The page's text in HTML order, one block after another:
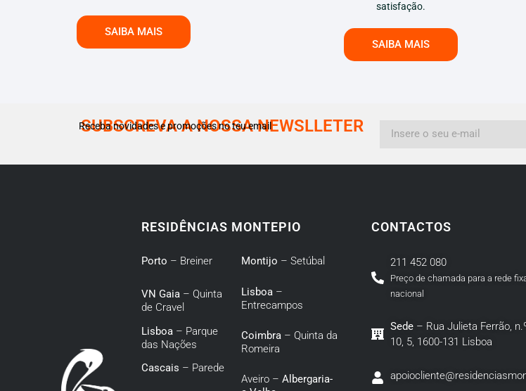
SAIBA MAIS
satisfação.
SAIBA MAIS
SUBSCREVA A NOSSA NEWSLLETER
Receba novidades e promoções no teu email
RESIDÊNCIAS MONTEPIO
Porto – Breiner
VN Gaia – Quinta
de Cravel
Lisboa – Parque
das Nações
Cascais – Parede
Montijo – Setúbal
Lisboa –
Entrecampos
Coimbra– Quinta da
Romeira
Aveiro – Albergaria-
CONTACTOS
211 452 080
Preço de chamada para a rede
nacional
Sede – Rua Julieta Ferrão,
10, 5, 1600-131 Lisboa